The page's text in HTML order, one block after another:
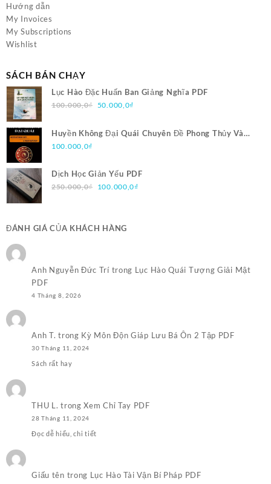
Hướng dẫn
My Invoices
My Subscriptions
Wishlist
SÁCH BÁN CHẠY
Lục Hào Đặc Huấn Ban Giảng Nghĩa PDF
100.000,0₫ Giá
50.000,0₫
tại
Huyền Không Đại Quái Chuyên Đề Phong Thủy Và
Trạch Nhật Pháp PDF
100.000,0₫
Dịch Học Giản Yếu PDF
250.000,0₫ Giá
250.000,0₫.
100.000,0₫Giá
ĐÁNH GIÁ CỦA KHÁCH HÀNG
Anh Nguyễn Đức Trítrong Lục Hào Quái Tượng Giải Mật
PDF
4 Tháng 8, 2026
Anh T. trong Kỳ Môn Độn Giáp Lưu Bá Ôn 2 Tập PDF
30 Tháng 11, 2024
Sách rất hay
THU L. trongXem Chỉ Tay PDF
28 Tháng 11, 2024
Đọc dễ hiểu, chi tiết
Giấu tên trong Lục Hào Tài Vận Bí Pháp PDF